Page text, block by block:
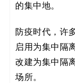
书
的集中地。
防疫时代，许
启用为集中隔
改建为集中隔
场所。